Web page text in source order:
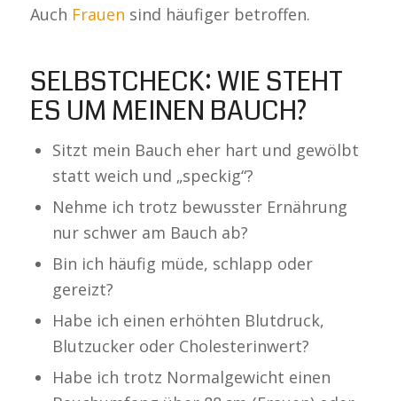
Auch Frauen sind häufiger betroffen.
SELBSTCHECK: WIE STEHT
ES UM MEINEN BAUCH?
Sitzt mein Bauch eher hart und gewölbt
statt weich und „speckig“?
Nehme ich trotz bewusster Ernährung
nur schwer am Bauch ab?
Bin ich häufig müde, schlapp oder
gereizt?
Habe ich einen erhöhten Blutdruck,
Blutzucker oder Cholesterinwert?
Habe ich trotz Normalgewicht einen